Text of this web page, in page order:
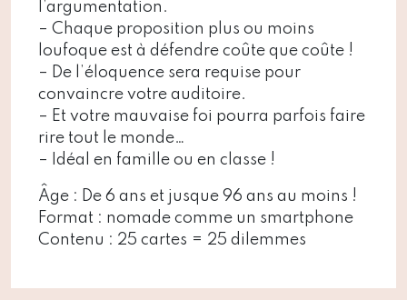
l’argumentation.
– Chaque proposition plus ou moins
loufoque est à défendre coûte que coûte !
– De l’éloquence sera requise pour
convaincre votre auditoire.
– Et votre mauvaise foi pourra parfois faire
rire tout le monde…
– Idéal en famille ou en classe !
Âge : De 6 ans et jusque 96 ans au moins !
Format : nomade comme un smartphone
Contenu : 25 cartes = 25 dilemmes